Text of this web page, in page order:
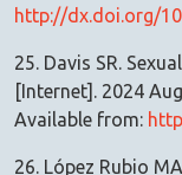
http://dx.doi.org/
25. Davis SR.
[Internet]. 2024
Available from:
26. López Rubio